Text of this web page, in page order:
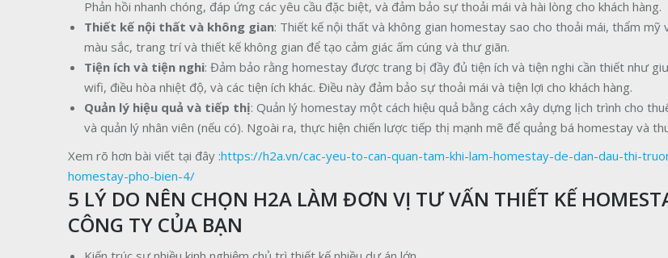
Phản hồi nhanh chóng, đáp ứng các yêu cầu đặc biệt, và đảm bảo sự thoải mái và hài lòng cho khách hàng.
Thiết kế nội thất và không gian: Thiết kế nội thất và không gian homestay sao cho thoải mái, thẩm mỹ
màu sắc, trang trí và thiết kế không gian để tạo cảm giác ấm cúng và thư giãn.
Tiện ích và tiện nghi: Đảm bảo rằng homestay được trang bị đầy đủ tiện ích và tiện nghi cần thiết như
wifi, điều hòa nhiệt độ, và các tiện ích khác. Điều này đảm bảo sự thoải mái và tiện lợi cho khách hàng.
Quản lý hiệu quả và tiếp thị: Quản lý homestay một cách hiệu quả bằng cách xây dựng lịch trình cho
và quản lý nhân viên (nếu có). Ngoài ra, thực hiện chiến lược tiếp thị mạnh mẽ để quảng bá homestay và
Xem rõ hơn bài viết tại đây :https://h2a.vn/cac-yeu-to-can-quan-tam-khi-lam-homestay-de-dan-dau-thi-
homestay-pho-bien-4/
5 LÝ DO NÊN CHỌN H2A LÀM ĐƠN VỊ TƯ VẤN THIẾT KẾ
CÔNG TY CỦA BẠN